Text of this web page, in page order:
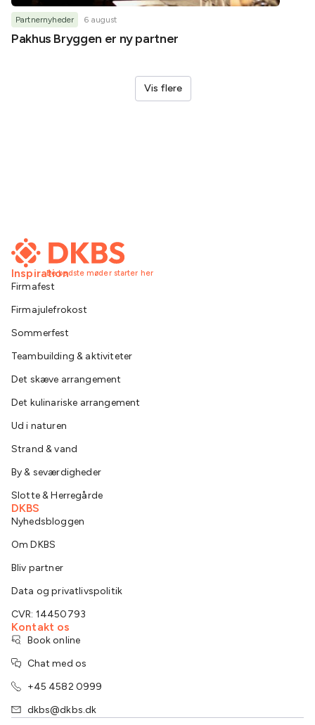
Partnernyheder 6 august
Pakhus Bryggen er ny partner
Vis flere
De bedste møder starter her
Inspiration
Firmafest
Firmajulefrokost
Sommerfest
Teambuilding & aktiviteter
Det skæve arrangement
Det kulinariske arrangement
Ud i naturen
Strand & vand
By & seværdigheder
Slotte & Herregårde
DKBS
Nyhedsbloggen
Om DKBS
Bliv partner
Data og privatlivspolitik
CVR: 14450793
Kontakt os
Book online
Chat med os
+45 4582 0999
dkbs@dkbs.dk